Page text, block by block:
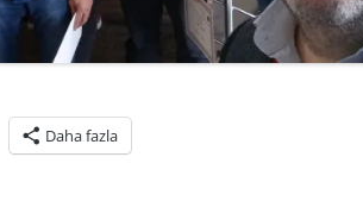
Daha fazla